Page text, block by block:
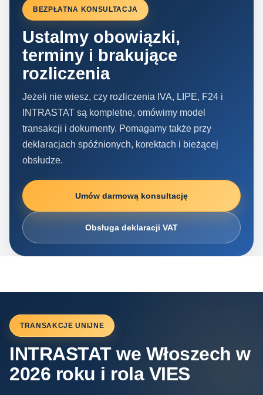
BEZPŁATNA KONSULTACJA
Ustalmy obowiązki,
terminy i brakujące
rozliczenia
Jeżeli nie wiesz, czy rozliczenia IVA, LIPE, F24 i
INTRASTAT są kompletne, omówimy model
transakcji i dokumenty. Pomagamy także przy
deklaracjach spóźnionych, korektach i bieżącej
obsłudze.
Umów darmową konsultację
Obsługa deklaracji VAT
TRANSAKCJE UNIJNE
INTRASTAT we Włoszech w
2026 roku i rola VIES